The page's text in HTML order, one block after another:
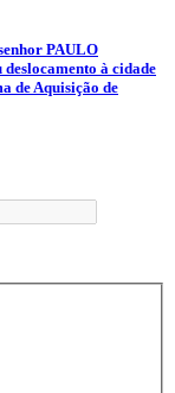
PAULO
à cidade
de Aquisição de